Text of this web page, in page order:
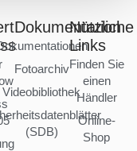
Dokumentation
Fotoarchiv
Videobibliothek
(SDB)
Nützliche
Links
Finden Sie
einen
Händler
Online-
Shop